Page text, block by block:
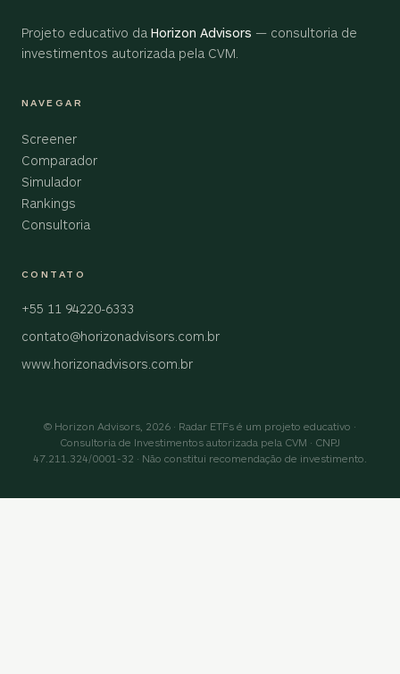
Projeto educativo da Horizon Advisors — consultoria de
investimentos autorizada pela CVM.
NAVEGAR
Screener
Comparador
Simulador
Rankings
Consultoria
CONTATO
+55 11 94220-6333
contato@horizonadvisors.com.br
www.horizonadvisors.com.br
© Horizon Advisors, 2026 · Radar ETFs é um projeto educativo ·
Consultoria de Investimentos autorizada pela CVM · CNPJ
47.211.324/0001-32 · Não constitui recomendação de investimento.